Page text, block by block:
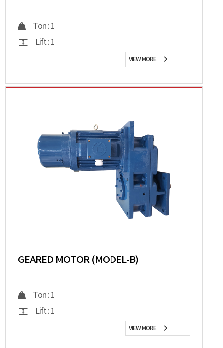
Ton : 1
Lift : 1
VIEW MORE
GEARED MOTOR (MODEL-B)
Ton : 1
Lift : 1
VIEW MORE